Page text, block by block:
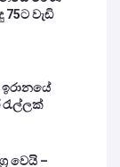
75ට වැඩි
රැල්ලක්
වෙයි –